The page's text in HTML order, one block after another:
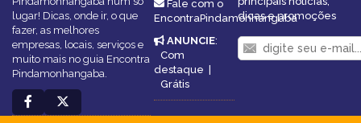
lugar! Dicas, onde ir, o que
fazer, as melhores
empresas, locais, serviços e
muito mais no guia Encontra
Pindamonhangaba.
Fale com o
EncontraPindamonhangaba
ANUNCIE:
Com
destaque
Grátis
dicas e promoções